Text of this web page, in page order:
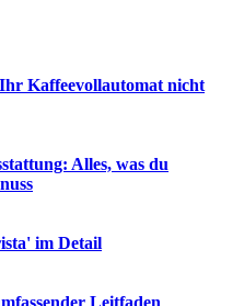
Kaffeevollautomat nicht
Alles, was du
im Detail
Leitfaden